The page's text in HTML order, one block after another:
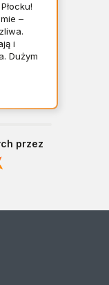
–
i
Dużym
–
Zakupy
przez